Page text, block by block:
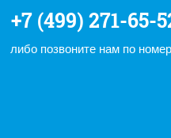
+7 (499) 271-65-
либо позвоните нам по